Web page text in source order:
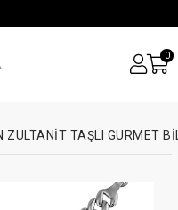
0
ZULTANIT TAŞLI GURMET